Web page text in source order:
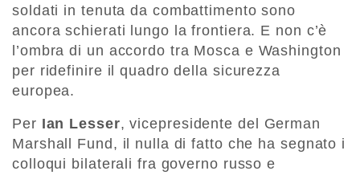
soldati in tenuta da combattimento sono
ancora schierati lungo la frontiera. E non c’è
l’ombra di un accordo tra Mosca e Washington
per ridefinire il quadro della sicurezza
europea.
Per Ian Lesser, vicepresidente del German
Marshall Fund, il nulla di fatto che ha segnato i
colloqui bilaterali fra governo russo e